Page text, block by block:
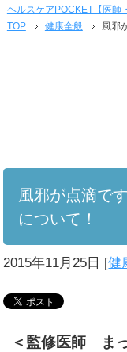
ヘルスケアPOCKET【医師
TOP
健康全般 風邪
風邪が点滴で
について！
2015年11月25日 [健
＜監修医師 ま